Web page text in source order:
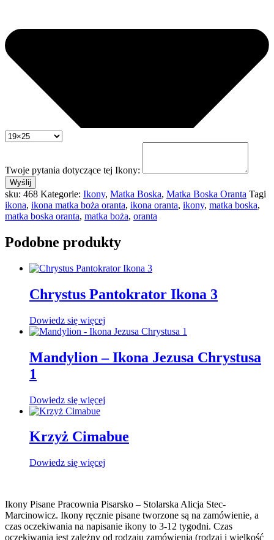
Twoje pytania dotyczące tej Ikony:
Wyślij
sku: 468 Kategorie: Ikony, Matka Boska, Matka Boska Oranta Tagi
ikona, ikona matka boża oranta, ikona oranta, ikony, matka boska,
matka boska oranta, matka boża, oranta
Podobne produkty
Chrystus Pantokrator Ikona 3
Dowiedz się więcej
Mandylion – Ikona Jezusa Chrystusa
1
Dowiedz się więcej
Krzyż Cimabue
Dowiedz się więcej
Ikony Pisane Pracownia Pisarsko – Stolarska Alicja Stec-
Marcinowicz. Ikony ręcznie pisane tworzone są na zamówienie, a
czas oczekiwania na napisanie ikony to 3-12 tygodni. Czas
oczekiwania jest zależny od rodzaju zamówienia (rodzaj i wielkość